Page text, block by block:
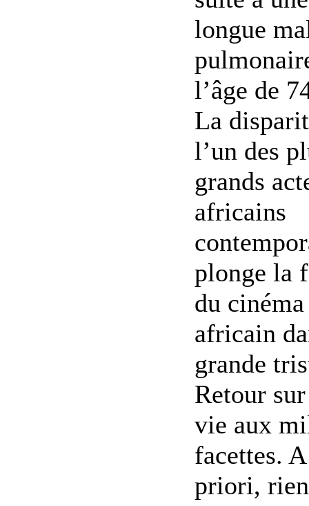
longue
l’âge de
La
l’un des
grands
africains
plonge la
du cinéma
africain
grande
Retour
vie aux
facettes. A
priori,